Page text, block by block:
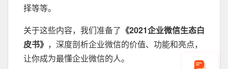
择等等。
关于这些内容，我们准备了 《2021企业微信生态白
皮书》 ，深度剖析企业微信的价值、功能和亮点，
让你成为最懂企业微信的人。